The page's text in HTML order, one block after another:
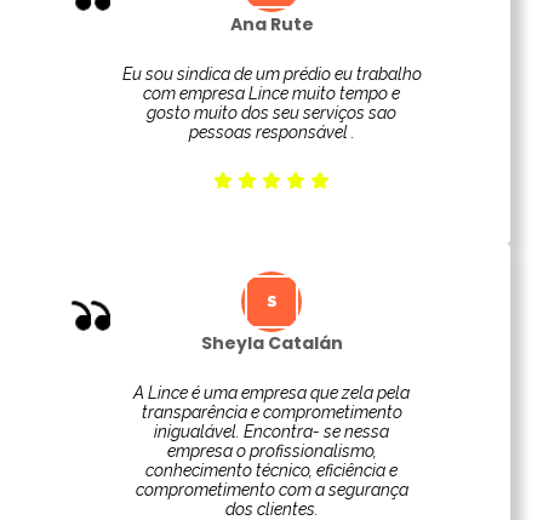
Ana Rute
Eu sou sindica de um prédio eu trabalho
com empresa Lince muito tempo e
gosto muito dos seu serviços sao
pessoas responsável .
Sheyla Catalán
A Lince é uma empresa que zela pela
transparência e comprometimento
inigualável. Encontra- se nessa
empresa o profissionalismo,
conhecimento técnico, eficiência e
comprometimento com a segurança
dos clientes.